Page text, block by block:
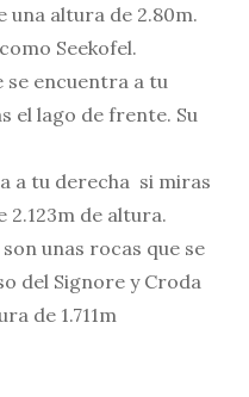
una altura de 2.80m.
Seekofel.
se encuentra a tu
el lago de frente. Su
a tu derecha si miras
2.123m de altura.
son unas rocas que se
del Signore y Croda
de 1.711m